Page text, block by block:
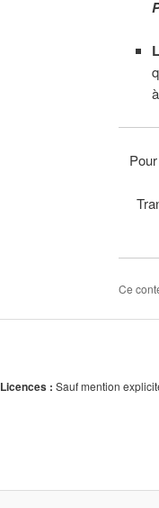
Ce
Licences : Sauf mention